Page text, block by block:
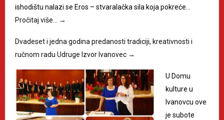
ishodištu nalazi se Eros – stvaralačka sila koja pokreće…
Pročitaj više… →
Dvadeset i jedna godina predanosti tradiciji, kreativnosti i
ručnom radu Udruge Izvor Ivanovec →
U Domu
kulture u
Ivanovcu ove
je subote